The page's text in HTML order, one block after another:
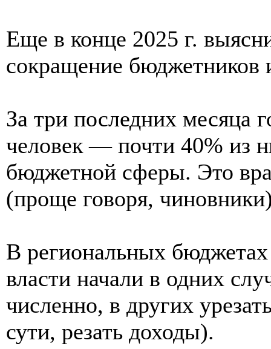
Еще в конце 2025 г.
сокращение бюджетников
За три последних месяца
человек — почти 40% из
бюджетной сферы. Это
(проще говоря,
В региональных бюджетах
власти начали в одних
численно, в других
сути, резать доходы).